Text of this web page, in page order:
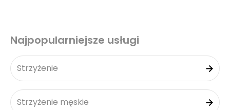
Najpopularniejsze usługi
Strzyżenie
Strzyżenie męskie